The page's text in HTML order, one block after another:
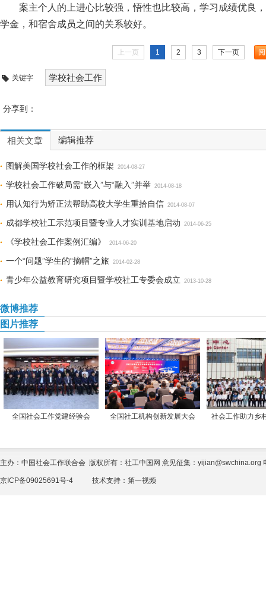
案主个人的上进心比较强，悟性也比较高，学习成绩优良
学金，和宿舍成员之间的关系较好。
上一页 1 2 3 下一页
关键字 学校社会工作
分享到：
相关文章 编辑推荐
图解美国学校社会工作的框架 2014-08-27
学校社会工作破局需“嵌入”与“融入”并举 2014-08-18
用认知行为矫正法帮助高校大学生重拾自信 2014-08-07
成都学校社工示范项目暨专业人才实训基地启动 2014-06-25
《学校社会工作案例汇编》 2014-06-20
一个“问题”学生的“摘帽”之旅 2014-02-28
青少年公益教育研究项目暨学校社工专委会成立 2013-10-28
微博推荐
图片推荐
全国社会工作党建经验会 全国社工机构创新发展大会 社会工作助力乡
主办：中国社会工作联合会 版权所有：社工中国网 意见征集：yijian@swchina.org
京ICP备09025691号-4 技术支持： 第一视频